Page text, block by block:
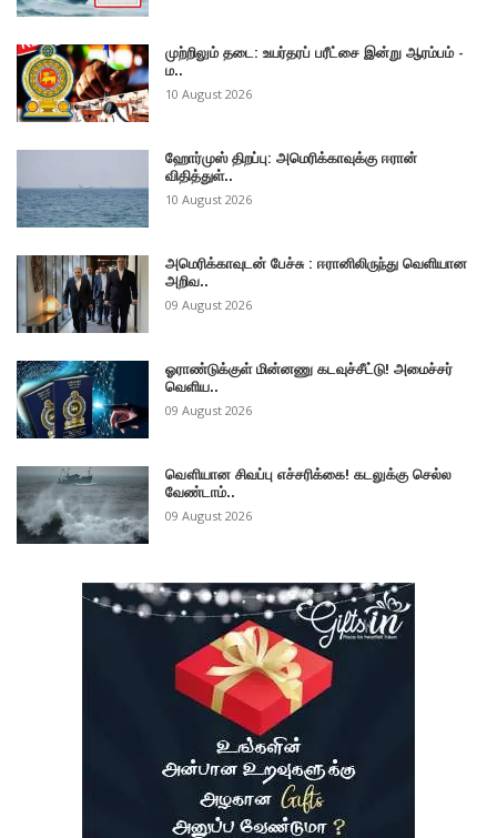
முற்றிலும் தடை: உயர்தரப் பரீட்சை இன்று ஆரம்பம் -
ம..
10 August 2026
ஹோர்முஸ் திறப்பு: அமெரிக்காவுக்கு ஈரான்
விதித்துள்..
10 August 2026
அமெரிக்காவுடன் பேச்சு : ஈரானிலிருந்து வெளியான
அறிவ..
09 August 2026
ஓராண்டுக்குள் மின்னணு கடவுச்சீட்டு! அமைச்சர்
வெளிய..
09 August 2026
வௌியான சிவப்பு எச்சரிக்கை! கடலுக்கு செல்ல
வேண்டாம்..
09 August 2026